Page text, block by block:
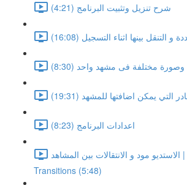
شرح تنزيل وتثبيت البرنامج (4:21)
التنقل بينها اثناء التسجيل (16:08)
مختلفة فى مشهد واحد (8:30)
يمكن اضافتها للمشهد (19:31)
اعدادات البرنامج (8:23)
الاستديو مود و الانتقالات بين المشاهد | Studio mode &
Transitions (5:48)